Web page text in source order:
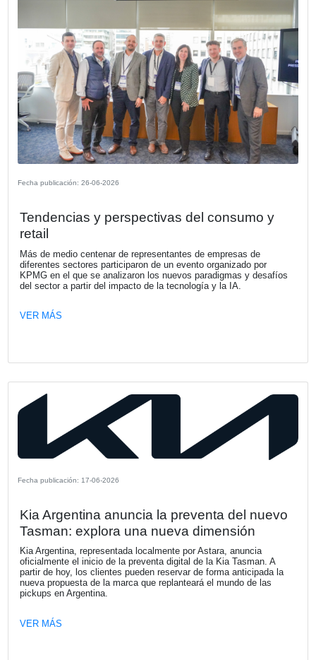
Fecha publicación: 23-07-2026
KPMG Argentina anuncia
su nuevo CEO
importantes avances en el fortalecimiento de nuestra
VER MÁS
Fecha publicación: 16-07-2026